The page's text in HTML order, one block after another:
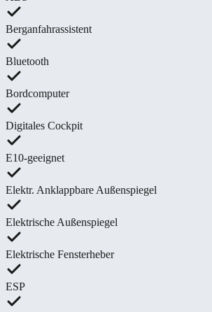
Berganfahrassistent
Bluetooth
Bordcomputer
Digitales Cockpit
E10-geeignet
Elektr. Anklappbare Außenspiegel
Elektrische Außenspiegel
Elektrische Fensterheber
ESP